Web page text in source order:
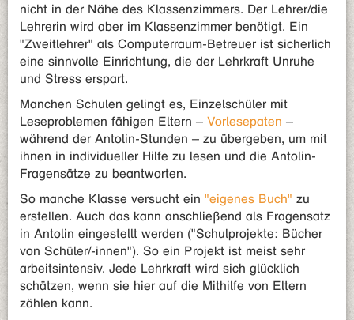
nicht in der Nähe des Klassenzimmers. Der Lehrer/die
Lehrerin wird aber im Klassenzimmer benötigt. Ein
"Zweitlehrer" als Computerraum-Betreuer ist sicherlich
eine sinnvolle Einrichtung, die der Lehrkraft Unruhe
und Stress erspart.
Manchen Schulen gelingt es, Einzelschüler mit
Leseproblemen fähigen Eltern – Vorlesepaten –
während der Antolin-Stunden – zu übergeben, um mit
ihnen in individueller Hilfe zu lesen und die Antolin-
Fragensätze zu beantworten.
So manche Klasse versucht ein "eigenes Buch" zu
erstellen. Auch das kann anschließend als Fragensatz
in Antolin eingestellt werden ("Schulprojekte: Bücher
von Schüler/-innen"). So ein Projekt ist meist sehr
arbeitsintensiv. Jede Lehrkraft wird sich glücklich
schätzen, wenn sie hier auf die Mithilfe von Eltern
zählen kann.